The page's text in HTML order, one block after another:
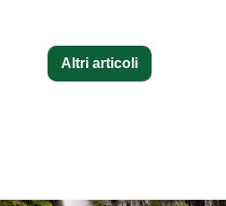
Altri articoli